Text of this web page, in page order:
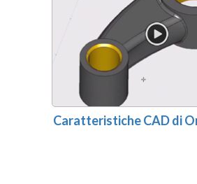
Caratteristiche CAD di